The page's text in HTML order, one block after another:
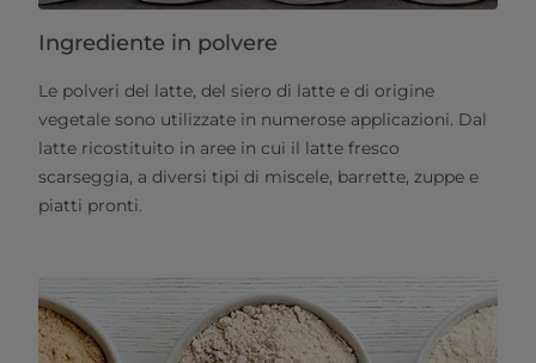
Ingrediente in polvere
Le polveri del latte, del siero di latte e di origine
vegetale sono utilizzate in numerose applicazioni. Dal
latte ricostituito in aree in cui il latte fresco
scarseggia, a diversi tipi di miscele, barrette, zuppe e
piatti pronti.